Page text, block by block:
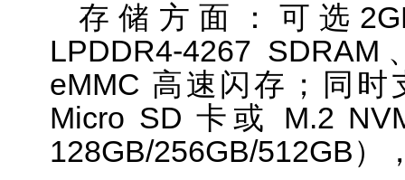
存储方面：可选
LPDDR4-4267 SDRAM
eMMC 高速闪存；同
Micro SD 卡或 M.2
128GB/256GB/512GB）